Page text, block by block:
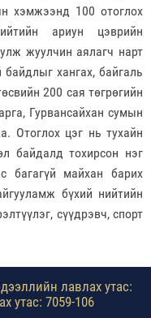
хэмжээнд 100 отоглох
ариун цэврийн
жуулчин аялагч нарт
хангах, байгаль
200 сая төгрөгийн
Гурвансайхан сумын
Отоглох цэг нь тухайн
байдалд тохирсон нэг
багагүй майхан барих
бүхий нийтийн
сүүдрэвч, спорт
лавлах утас:
утас: 7059-106